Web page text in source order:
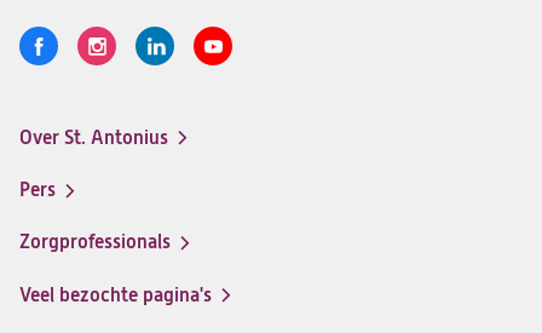
Volg
Logo
een
ziekenhuis
op
Logo
een
op
Logo
een
op
Logo
menu
Over St. Antonius
Pers
Zorgprofessionals
Veel bezochte pagina's